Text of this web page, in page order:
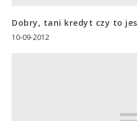
Dobry, tani kredyt czy to
10-09-2012